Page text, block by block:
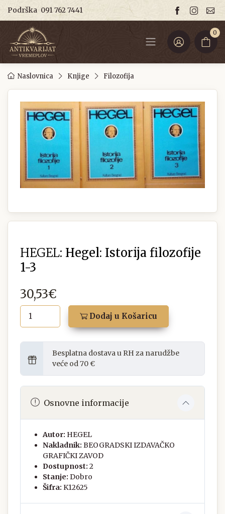
Podrška 091 762 7441
0
Naslovnica Knjige Filozofija
HEGEL: Hegel: Istorija filozofije
1-3
30,53€
Dodaj u Košaricu
Besplatna dostava u RH za narudžbe
veće od 70 €
Osnovne informacije
Autor: HEGEL
Nakladnik: BEOGRADSKI IZDAVAČKO
GRAFIČKI ZAVOD
Dostupnost: 2
Stanje: Dobro
Šifra: K12625